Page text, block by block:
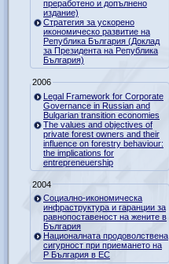
преработено и допълнено
издание)
Стратегия за ускорено
икономическо развитие на
Република България (Доклад
за Президента на Република
България)
2006
Legal Framework for Corporate
Governance in Russian and
Bulgarian transition economies
The values and objectives of
private forest owners and their
influence on forestry behaviour:
the implications for
entrepreneuership
2004
Социално-икономическа
инфраструктура и гаранции за
равнопоставеност на жените в
България
Националната продоволствена
сигурност при приемането на
Р България в ЕС